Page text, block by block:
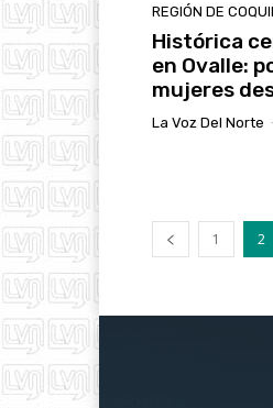
REGIÓN DE
Histórica
en Ovalle:
mujeres
La Voz Del Norte
1 2